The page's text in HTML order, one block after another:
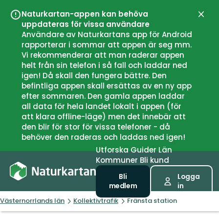
Naturkartan-appen kan behöva
uppdateras för vissa användare
Användare av Naturkartans app för Android
rapporterar i sommar att appen är seg mm.
Vi rekommenderar att man raderar appen
helt från sin telefon i så fall och laddar ned
igen! Då skall den fungera bättre. Den
befintliga appen skall ersättas av en ny app
efter sommaren. Den gamla appen laddar
all data för hela landet lokalt i appen (för
att klara offline-läge) men det innebär att
den blir för stor för vissa telefoner - då
behöver den raderas och laddas ned igen!
UtforskaGuiderLän
Kommuner Bli kund
Bli
medlem
Logga
in
Västernorrlands län Kollektivtrafik Fränsta station